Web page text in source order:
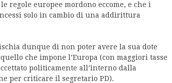
regole europee mordono eccome, e che i
solo in cambio di una addirittura
dunque di non poter avere la sua dote
che impone l’Europa (con maggiori tasse
politicamente all’interno dalla
per criticare il segretario PD).